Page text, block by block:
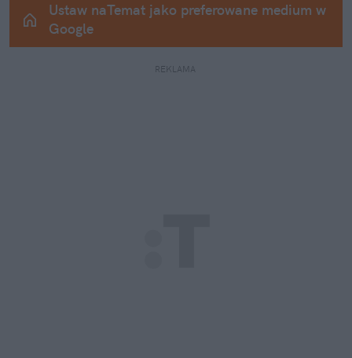
Ustaw naTemat jako preferowane medium w
Google
REKLAMA